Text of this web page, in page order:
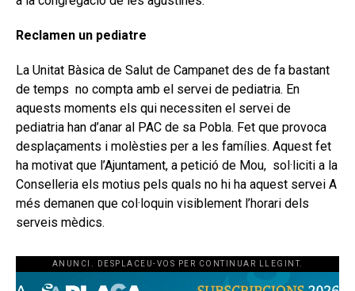
Reclamen un pediatre
La Unitat Bàsica de Salut de Campanet des de fa bastant
de temps no compta amb el servei de pediatria. En
aquests moments els qui necessiten el servei de
pediatria han d’anar al PAC de sa Pobla. Fet que provoca
desplaçaments i molèsties per a les famílies. Aquest fet
ha motivat que l’Ajuntament, a petició de Mou, sol·liciti a la
Conselleria els motius pels quals no hi ha aquest servei A
més demanen que col·loquin visiblement l’horari dels
serveis mèdics.
ANUNCI. DESPLACEU-VOS PER CONTINUAR LLEGINT.